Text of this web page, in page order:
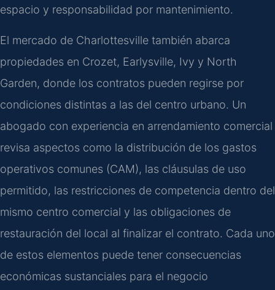
espacio y responsabilidad por mantenimiento.
El mercado de Charlottesville también abarca
propiedades en Crozet, Earlysville, Ivy y North
Garden, donde los contratos pueden regirse por
condiciones distintas a las del centro urbano. Un
abogado con experiencia en arrendamiento comercial
revisa aspectos como la distribución de los gastos
operativos comunes (CAM), las cláusulas de uso
permitido, las restricciones de competencia dentro del
mismo centro comercial y las obligaciones de
restauración del local al finalizar el contrato. Cada uno
de estos elementos puede tener consecuencias
económicas sustanciales para el negocio